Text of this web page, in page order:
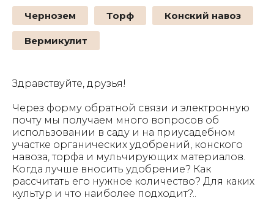
Чернозем Торф Конский навоз
Вермикулит
Здравствуйте, друзья!
Через форму обратной связи и электронную
почту мы получаем много вопросов об
использовании в саду и на приусадебном
участке органических удобрений, конского
навоза, торфа и мульчирующих материалов.
Когда лучше вносить удобрение? Как
рассчитать его нужное количество? Для каких
культур и что наиболее подходит?..